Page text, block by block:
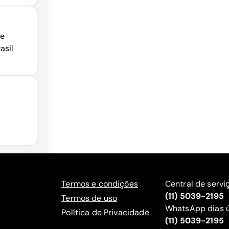
Termos e condições
Termos de uso
Política de Privacidade
Central de
(11) 5039-2195
WhatsApp dias
(11) 5039-2195